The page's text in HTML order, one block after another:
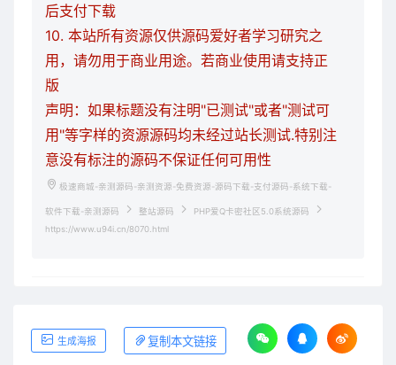
后支付下载
10. 本站所有资源仅供源码爱好者学习研究之
用，请勿用于商业用途。若商业使用请支持正
版
声明：如果标题没有注明"已测试"或者"测试可
用"等字样的资源源码均未经过站长测试.特别注
意没有标注的源码不保证任何可用性
极速商城-亲测源码-亲测资源-免费资源-源码下载-支付源码-系统下载-
软件下载-亲测源码 整站源码
PHP爱Q卡密社区5.0系统源码
https://www.u94i.cn/8070.html
生成海报 复制本文链接